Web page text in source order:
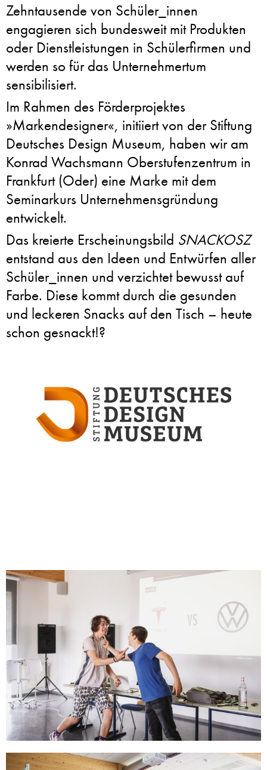
Zehntausende von Schüler_innen
engagieren sich bundesweit mit Produkten
oder Dienstleistungen in Schülerfirmen und
werden so für das Unternehmertum
sensibilisiert.
Im Rahmen des Förderprojektes
»Markendesigner«, initiiert von der Stiftung
Deutsches Design Museum, haben wir am
Konrad Wachsmann Oberstufenzentrum in
Frankfurt (Oder) eine Marke mit dem
Seminarkurs Unternehmensgründung
entwickelt.
Das kreierte Erscheinungsbild SNACKOSZ
entstand aus den Ideen und Entwürfen aller
Schüler_innen und verzichtet bewusst auf
Farbe. Diese kommt durch die gesunden
und leckeren Snacks auf den Tisch – heute
schon gesnackt!?